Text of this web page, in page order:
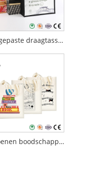
Aangepaste draagtassen
Katoenen boodschappentassen